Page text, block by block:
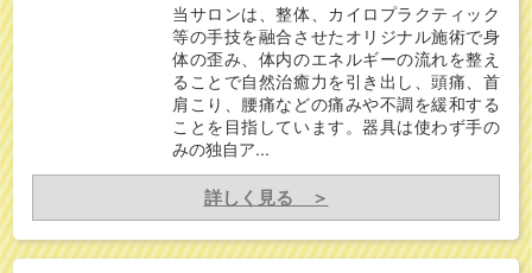
当サロンは、整体、カイロプラクティック
等の手技を融合させたオリジナル施術で身
体の歪み、体内のエネルギーの流れを整え
ることで自然治癒力を引き出し、頭痛、首
肩こり、腰痛などの痛みや不調を緩和する
ことを目指しています。器具は使わず手の
みの独自ア...
詳しく見る ＞